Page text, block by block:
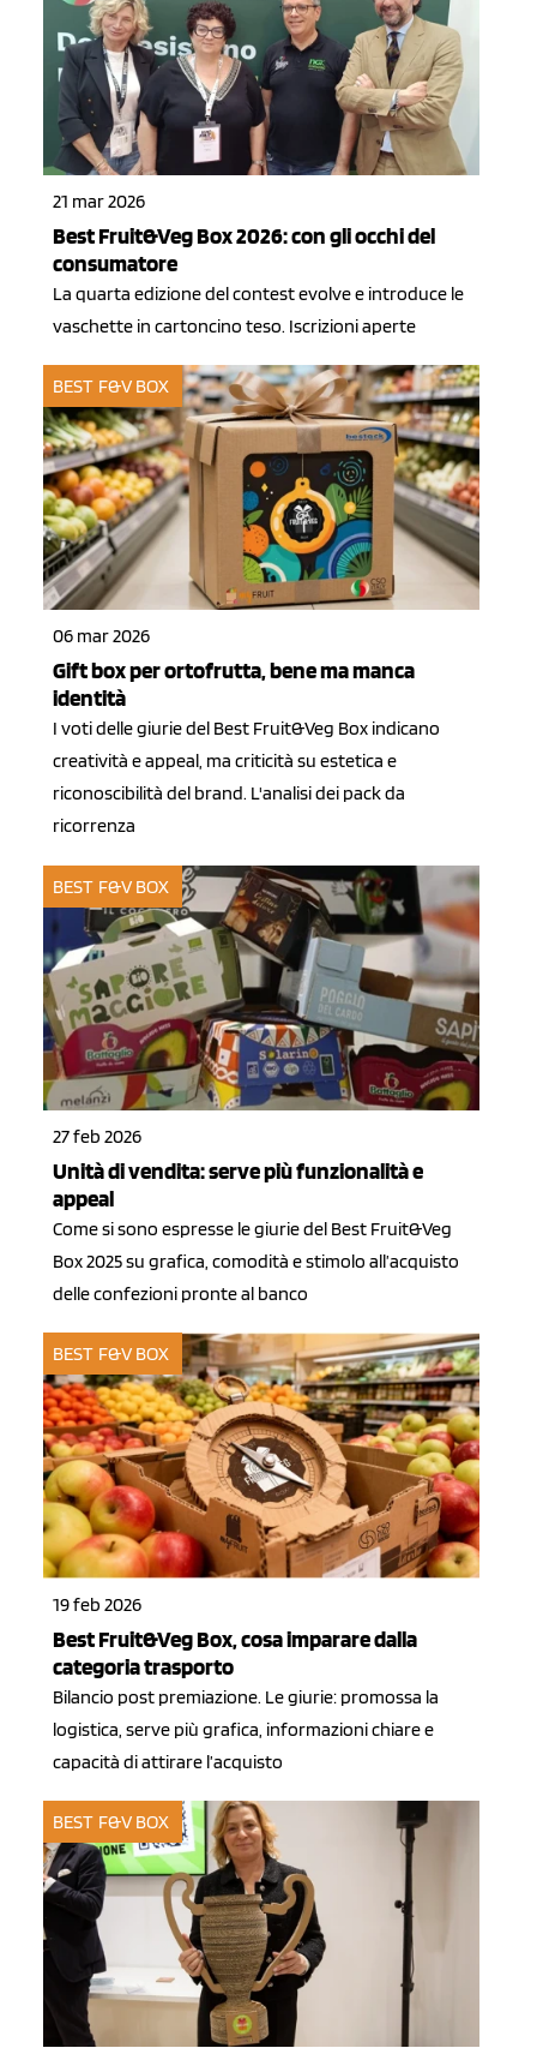
21 mar 2026
Best Fruit&Veg Box 2026: con gli occhi del
consumatore
La quarta edizione del contest evolve e introduce le
vaschette in cartoncino teso. Iscrizioni aperte
BEST F&V BOX
06 mar 2026
Gift box per ortofrutta, bene ma manca
identità
I voti delle giurie del Best Fruit&Veg Box indicano
creatività e appeal, ma criticità su estetica e
riconoscibilità del brand. L'analisi dei pack da
ricorrenza
BEST F&V BOX
27 feb 2026
Unità di vendita: serve più funzionalità e
appeal
Come si sono espresse le giurie del Best Fruit&Veg
Box 2025 su grafica, comodità e stimolo all’acquisto
delle confezioni pronte al banco
BEST F&V BOX
19 feb 2026
Best Fruit&Veg Box, cosa imparare dalla
categoria trasporto
Bilancio post premiazione. Le giurie: promossa la
logistica, serve più grafica, informazioni chiare e
capacità di attirare l’acquisto
BEST F&V BOX